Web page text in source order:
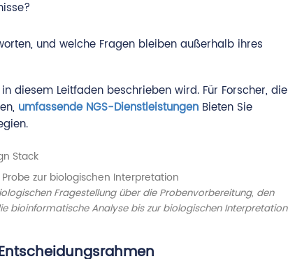
und welche Fragen bleiben außerhalb ihres
diesem Leitfaden beschrieben wird. Für Forscher, die
umfassende NGS-Dienstleistungen Bieten Sie
zur biologischen Interpretation
Fragestellung über die Probenvorbereitung, den
bioinformatische Analyse bis zur biologischen Interpretation